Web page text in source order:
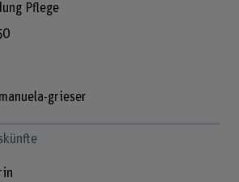
Pflege
grieser